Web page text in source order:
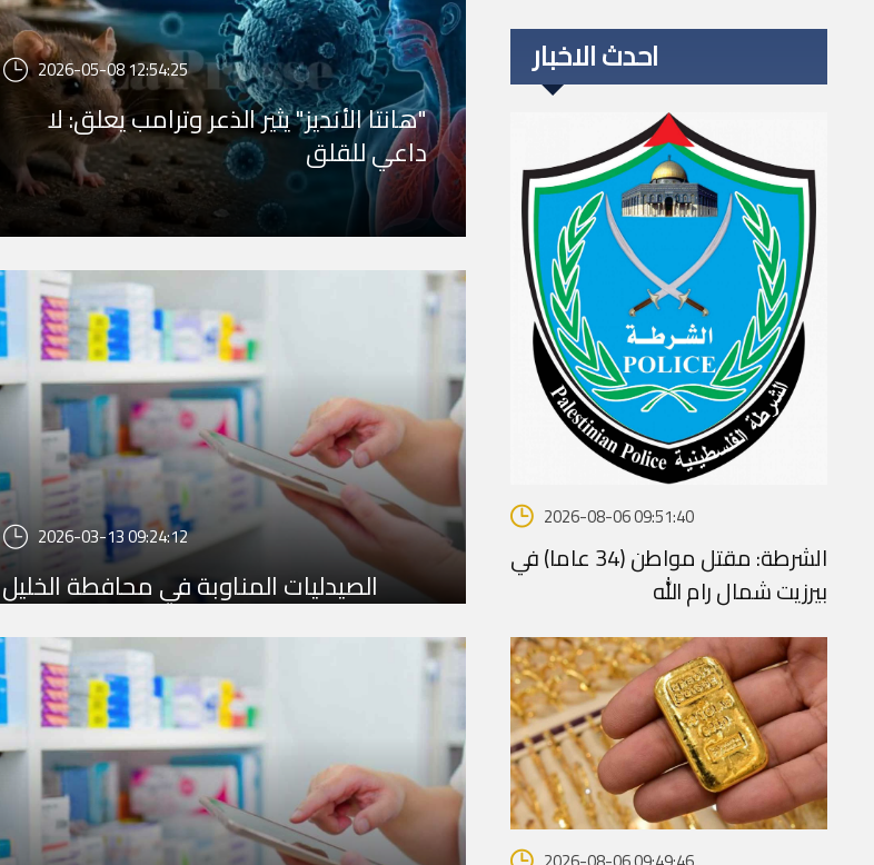
2026-05-08 12:54:25
"هانتا الأنديز" يثير الذعر وترامب يعلق: لا
داعي للقلق
2026-03-13 09:24:12
الصيدليات المناوبة في محافطة الخليل
احدث الاخبار
2026-08-06 09:51:40
الشرطة: مقتل مواطن (34 عاما) في
بيرزيت شمال رام الله